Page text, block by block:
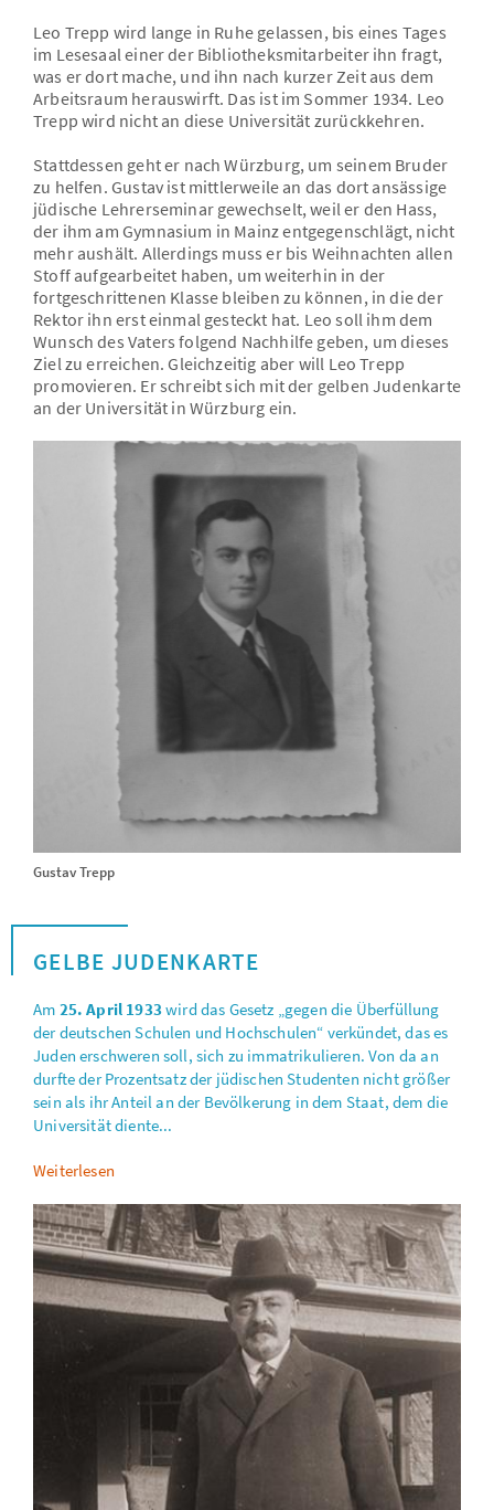
Leo Trepp wird lange in Ruhe gelassen, bis eines Tages
im Lesesaal einer der Bibliotheksmitarbeiter ihn fragt,
was er dort mache, und ihn nach kurzer Zeit aus dem
Arbeitsraum herauswirft. Das ist im Sommer 1934. Leo
Trepp wird nicht an diese Universität zurückkehren.
Stattdessen geht er nach Würzburg, um seinem Bruder
zu helfen. Gustav ist mittlerweile an das dort ansässige
jüdische Lehrerseminar gewechselt, weil er den Hass,
der ihm am Gymnasium in Mainz entgegenschlägt, nicht
mehr aushält. Allerdings muss er bis Weihnachten allen
Stoff aufgearbeitet haben, um weiterhin in der
fortgeschrittenen Klasse bleiben zu können, in die der
Rektor ihn erst einmal gesteckt hat. Leo soll ihm dem
Wunsch des Vaters folgend Nachhilfe geben, um dieses
Ziel zu erreichen. Gleichzeitig aber will Leo Trepp
promovieren. Er schreibt sich mit der gelben Judenkarte
an der Universität in Würzburg ein.
Gustav Trepp
GELBE JUDENKARTE
Am 25. April 1933wird das Gesetz „gegen die Überfüllung
der deutschen Schulen und Hochschulen“ verkündet, das es
Juden erschweren soll, sich zu immatrikulieren. Von da an
durfte der Prozentsatz der jüdischen Studenten nicht größer
sein als ihr Anteil an der Bevölkerung in dem Staat, dem die
Universität diente...
Weiterlesen